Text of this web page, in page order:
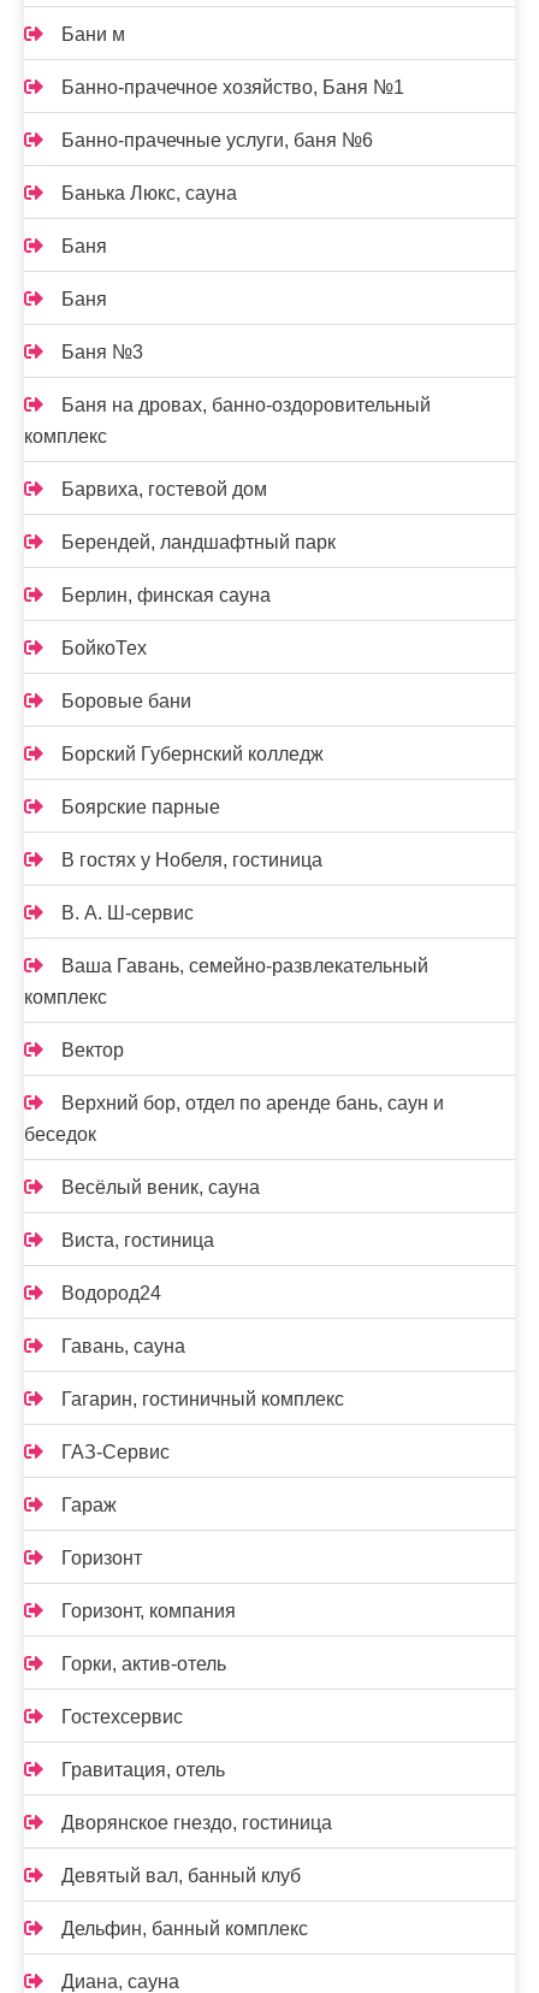
Бани м
Банно-прачечное хозяйство, Баня №1
Банно-прачечные услуги, баня №6
Банька Люкс, сауна
Баня
Баня
Баня №3
Баня на дровах, банно-оздоровительный
комплекс
Барвиха, гостевой дом
Берендей, ландшафтный парк
Берлин, финская сауна
БойкоТех
Боровые бани
Борский Губернский колледж
Боярские парные
В гостях у Нобеля, гостиница
В. А. Ш-сервис
Ваша Гавань, семейно-развлекательный
комплекс
Вектор
Верхний бор, отдел по аренде бань, саун и
беседок
Весёлый веник, сауна
Виста, гостиница
Водород24
Гавань, сауна
Гагарин, гостиничный комплекс
ГАЗ-Сервис
Гараж
Горизонт
Горизонт, компания
Горки, актив-отель
Гостехсервис
Гравитация, отель
Дворянское гнездо, гостиница
Девятый вал, банный клуб
Дельфин, банный комплекс
Диана, сауна